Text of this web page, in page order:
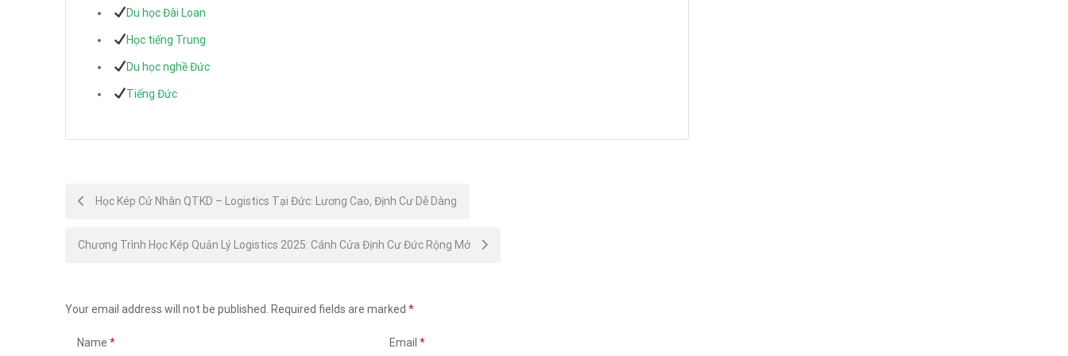
Du học Đài Loan
Học tiếng Trung
Du học nghề Đức
Tiếng Đức
Post
navigation
Học Kép Cử Nhân QTKD – Logistics Tại Đức: Lương Cao, Định Cư Dễ Dàng
Chương Trình Học Kép Quản Lý Logistics 2025: Cánh Cửa Định Cư Đức Rộng Mở
Your email address will not be published. Required fields are marked *
Name * Email *